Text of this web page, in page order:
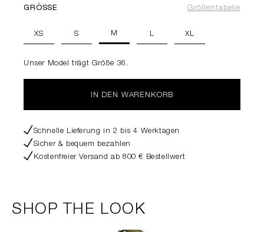
GRÖSSE Größentabelle
XS S M L XL
Unser Model trägt Größe 36.
IN DEN WARENKORB
Schnelle Lieferung in 2 bis 4 Werktagen
Sicher & bequem bezahlen
Kostenfreier Versand ab 800 € Bestellwert
SHOP THE LOOK